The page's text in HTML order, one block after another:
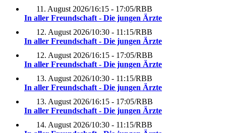
11. August 2026/16:15 - 17:05/RBB
In aller Freundschaft - Die jungen Ärzte
12. August 2026/10:30 - 11:15/RBB
In aller Freundschaft - Die jungen Ärzte
12. August 2026/16:15 - 17:05/RBB
In aller Freundschaft - Die jungen Ärzte
13. August 2026/10:30 - 11:15/RBB
In aller Freundschaft - Die jungen Ärzte
13. August 2026/16:15 - 17:05/RBB
In aller Freundschaft - Die jungen Ärzte
14. August 2026/10:30 - 11:15/RBB